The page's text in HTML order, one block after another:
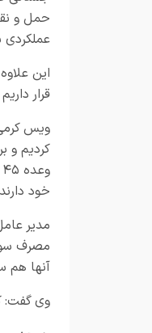
عملکردی شارژ کنیم
قرار
ویس
خود
مدیر
مصرف
آنها هم
وی گفت: